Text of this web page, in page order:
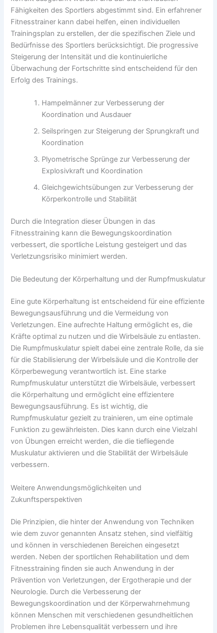
Fähigkeiten des Sportlers abgestimmt sind. Ein erfahrener
Fitnesstrainer kann dabei helfen, einen individuellen
Trainingsplan zu erstellen, der die spezifischen Ziele und
Bedürfnisse des Sportlers berücksichtigt. Die progressive
Steigerung der Intensität und die kontinuierliche
Überwachung der Fortschritte sind entscheidend für den
Erfolg des Trainings.
Hampelmänner zur Verbesserung der
Koordination und Ausdauer
Seilspringen zur Steigerung der Sprungkraft und
Koordination
Plyometrische Sprünge zur Verbesserung der
Explosivkraft und Koordination
Gleichgewichtsübungen zur Verbesserung der
Körperkontrolle und Stabilität
Durch die Integration dieser Übungen in das
Fitnesstraining kann die Bewegungskoordination
verbessert, die sportliche Leistung gesteigert und das
Verletzungsrisiko minimiert werden.
Die Bedeutung der Körperhaltung und der Rumpfmuskulatur
Eine gute Körperhaltung ist entscheidend für eine effiziente
Bewegungsausführung und die Vermeidung von
Verletzungen. Eine aufrechte Haltung ermöglicht es, die
Kräfte optimal zu nutzen und die Wirbelsäule zu entlasten.
Die Rumpfmuskulatur spielt dabei eine zentrale Rolle, da sie
für die Stabilisierung der Wirbelsäule und die Kontrolle der
Körperbewegung verantwortlich ist. Eine starke
Rumpfmuskulatur unterstützt die Wirbelsäule, verbessert
die Körperhaltung und ermöglicht eine effizientere
Bewegungsausführung. Es ist wichtig, die
Rumpfmuskulatur gezielt zu trainieren, um eine optimale
Funktion zu gewährleisten. Dies kann durch eine Vielzahl
von Übungen erreicht werden, die die tiefliegende
Muskulatur aktivieren und die Stabilität der Wirbelsäule
verbessern.
Weitere Anwendungsmöglichkeiten und
Zukunftsperspektiven
Die Prinzipien, die hinter der Anwendung von Techniken
wie dem zuvor genannten Ansatz stehen, sind vielfältig
und können in verschiedenen Bereichen eingesetzt
werden. Neben der sportlichen Rehabilitation und dem
Fitnesstraining finden sie auch Anwendung in der
Prävention von Verletzungen, der Ergotherapie und der
Neurologie. Durch die Verbesserung der
Bewegungskoordination und der Körperwahrnehmung
können Menschen mit verschiedenen gesundheitlichen
Problemen ihre Lebensqualität verbessern und ihre